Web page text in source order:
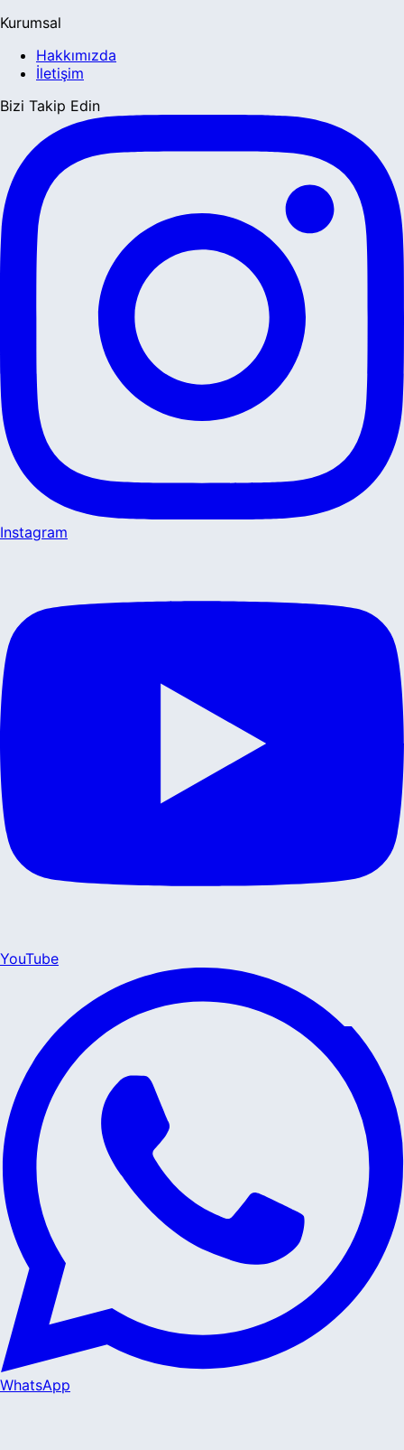
Kurumsal
Hakkımızda
İletişim
Bizi Takip Edin
Instagram
YouTube
WhatsApp